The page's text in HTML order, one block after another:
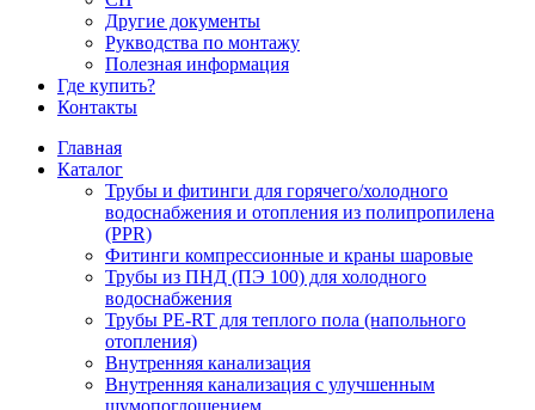
Другие документы
Рукводства по монтажу
Полезная информация
Где купить?
Контакты
Главная
Каталог
Трубы и фитинги для горячего/холодного
водоснабжения и отопления из полипропилена
(PPR)
Фитинги компрессионные и краны шаровые
Трубы из ПНД (ПЭ 100) для холодного
водоснабжения
Трубы PE-RT для теплого пола (напольного
отопления)
Внутренняя канализация
Внутренняя канализация с улучшенным
шумопоглощением